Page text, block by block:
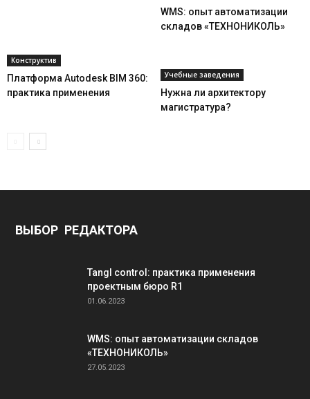
WMS: опыт автоматизации
складов «ТЕХНОНИКОЛЬ»
Конструктив
Платформа Autodesk BIM 360:
практика применения
Учебные заведения
Нужна ли архитектору
магистратура?
ВЫБОР РЕДАКТОРА
Tangl control: практика применения
проектным бюро R1
01.06.2023
WMS: опыт автоматизации складов
«ТЕХНОНИКОЛЬ»
27.05.2023